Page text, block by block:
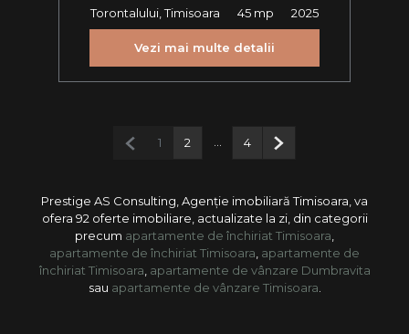
Torontalului, Timisoara
45 mp 2025
Vezi mai multe detalii
Pagina anterioară
1 2 4 Pagina următoare
Prestige AS Consulting, Agenție imobiliară Timisoara, va
ofera 92 oferte imobiliare, actualizate la zi, din categorii
precum apartamente de închiriat Timisoara
apartamente de închiriat Timisoara apartamente de
închiriat Timisoara apartamente de vânzare Dumbravita
sau apartamente de vânzare Timisoara